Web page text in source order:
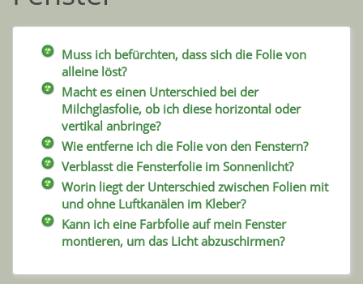
Muss ich befürchten, dass sich die Folie von
alleine löst?
Macht es einen Unterschied bei der
Milchglasfolie, ob ich diese horizontal oder
vertikal anbringe?
Wie entferne ich die Folie von den Fenstern?
Verblasst die Fensterfolie im Sonnenlicht?
Worin liegt der Unterschied zwischen Folien mit
und ohne Luftkanälen im Kleber?
Kann ich eine Farbfolie auf mein Fenster
montieren, um das Licht abzuschirmen?